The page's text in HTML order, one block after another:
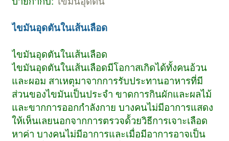
ไขมันอุดตันในเส้นเลือด
ไขมันอุดตันในเส้นเลือด
ไขมันอุดตันในเส้นเลือดมีโอกาสเกิดได้ทั้งคนอ้วน
และผอม สาเหตุมาจากการรับประทานอาหารที่มี
ส่วนของไขมันเป็นประจำ ขาดการกินผักและผลไม้
และขากการออกกำลังกาย บางคนไม่มีอาการแสดง
ให้เห็นเลยนอกจากการตรวจด้้วยวิธีการเจาะเลือด
หาค่า บางคนไม่มีอาการและเมื่อมีอาการอาจเป็น